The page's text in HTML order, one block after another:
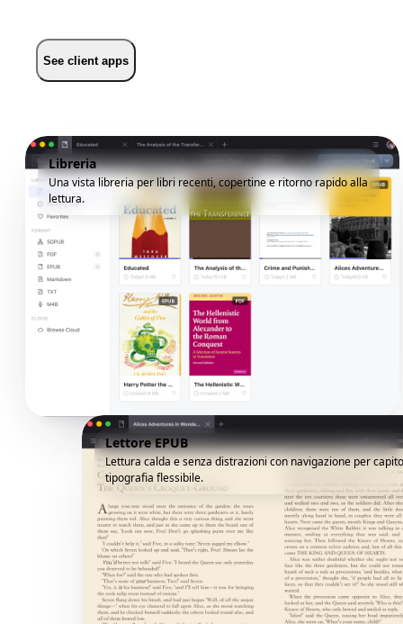
See client apps
Libreria
Una vista libreria per libri recenti, copertine e ritorno rapido alla
lettura.
Lettore EPUB
Lettura calda e senza distrazioni con navigazione per
tipografia flessibile.